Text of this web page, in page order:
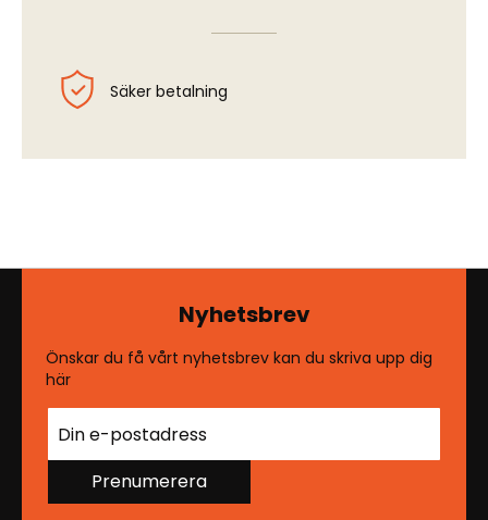
Säker betalning
Nyhetsbrev
Önskar du få vårt nyhetsbrev kan du skriva upp dig
här
Prenumerera